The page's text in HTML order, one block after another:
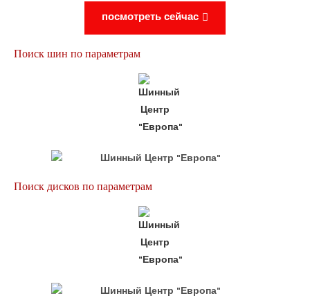
посмотреть сейчас
Поиск шин по параметрам
Поиск дисков по параметрам